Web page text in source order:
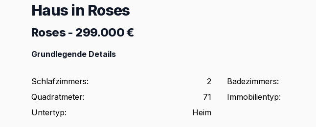
Haus in Roses
Roses - 299.000 €
Grundlegende Details
Schlafzimmers: 2 Badezimmers:
Quadratmeter: 71 Immobilientyp:
Untertyp: Heim